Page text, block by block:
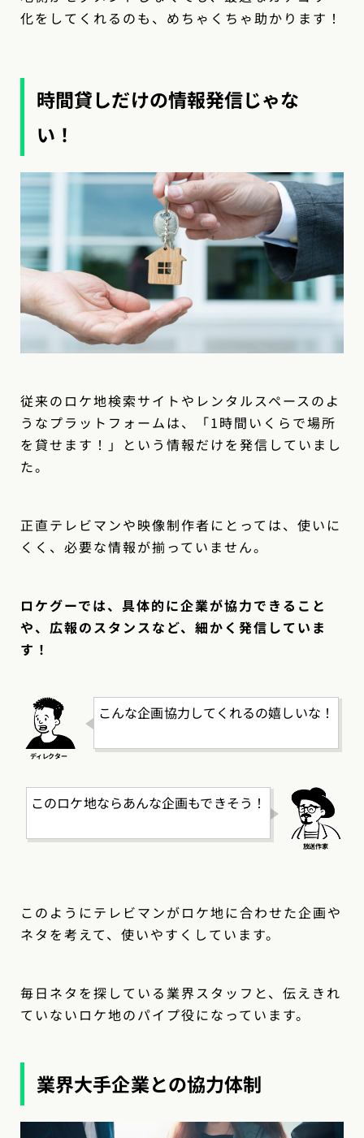
化をしてくれるのも、めちゃくちゃ助かります！
時間貸しだけの情報発信じゃな
い！
従来のロケ地検索サイトやレンタルスペースのよ
うなプラットフォームは、「1時間いくらで場所
を貸せます！」という情報だけを発信していまし
た。
正直テレビマンや映像制作者にとっては、使いに
くく、必要な情報が揃っていません。
ロケグーでは、具体的に企業が協力できること
や、広報のスタンスなど、細かく発信していま
す！
こんな企画協力してくれるの嬉しいな！
このロケ地ならあんな企画もできそう！
このようにテレビマンがロケ地に合わせた企画や
ネタを考えて、使いやすくしています。
毎日ネタを探している業界スタッフと、伝えきれ
ていないロケ地のパイプ役になっています。
業界大手企業との協力体制